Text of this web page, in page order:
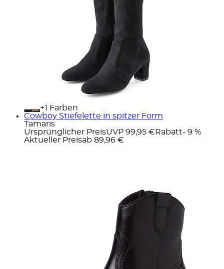
+
Farben
Cowboy Stiefelette in spitzer Form
Tamaris
Ursprünglicher PreisUVP 99,95 € Rabatt- 9 %
Aktueller Preisab 89,96 €